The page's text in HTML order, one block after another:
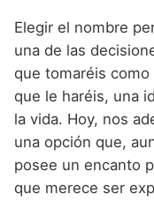
Nombres
Nombres
Nombres
Nombres
Nombres
Elegir el nombre
una de las
que tomaréis como
que le haréis, una
la vida. Hoy, nos
una opción que,
posee un encanto
que merece ser